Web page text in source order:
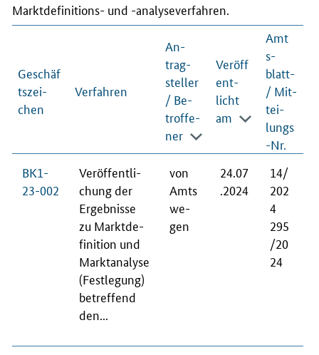
Marktdefinitions- und -analyseverfahren.
Geschäf
ts­zei­
chen
Verfahren
An­
trag­
stel­ler
/ Be­
trof­fe­
ner
Veröff
ent­
licht
am
Amt
s­
blatt-
/ Mit­
tei­
lungs
-Nr.
BK1-
23-002
Ver­öf­fent­li­
chung der
Er­geb­nis­se
zu Markt­de­
fi­ni­ti­on und
Markt­ana­ly­se
(Fest­le­gung)
be­tref­fend
den...
von
Amts
we­
gen
24.07
.2024
14/
202
4
295
/20
24